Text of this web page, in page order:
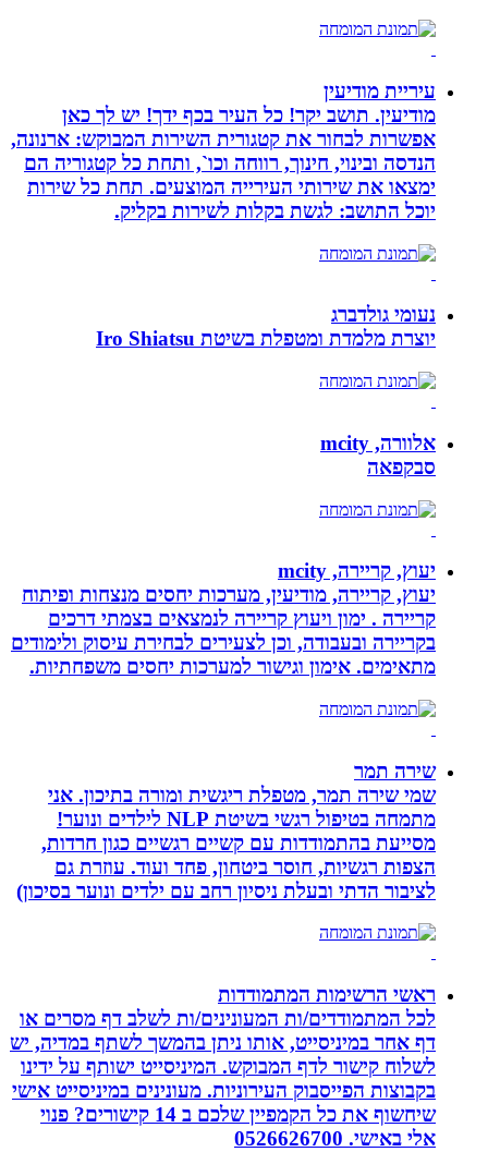
עיריית מודיעין
מודיעין. תושב יקר! כל העיר בכף ידך! יש לך כאן
אפשרות לבחור את קטגורית השירות המבוקש: ארנונה,
הנדסה ובינוי, חינוך, רווחה וכו`, ותחת כל קטגוריה הם
ימצאו את שירותי העירייה המוצעים. תחת כל שירות
יוכל התושב: לגשת בקלות לשירות בקליק.
נעומי גולדברג
יוצרת מלמדת ומטפלת בשיטת Iro Shiatsu
אלוורה, mcity
סבקפאה
יעוץ, קריירה, mcity
יעוץ, קריירה, מודיעין, מערכות יחסים מנצחות ופיתוח
קריירה . ימון ויעוץ קריירה לנמצאים בצמתי דרכים
בקריירה ובעבודה, וכן לצעירים לבחירת עיסוק ולימודים
מתאימים. אימון וגישור למערכות יחסים משפחתיות.
שירה תמר
שמי שירה תמר, מטפלת ריגשית ומורה בתיכון. אני
מתמחה בטיפול רגשי בשיטת NLP לילדים ונוער!
מסייעת בהתמודדות עם קשיים רגשיים כגון חרדות,
הצפות רגשיות, חוסר ביטחון, פחד ועוד. עוזרת גם
לציבור הדתי ובעלת ניסיון רחב עם ילדים ונוער בסיכון)
ראשי הרשימות המתמודדות
לכל המתמודדים/ות המעונינים/ות לשלב דף מסרים או
דף אחר במיניסייט, אותו ניתן בהמשך לשתף במדיה, יש
לשלוח קישור לדף המבוקש. המיניסייט ישותף על ידינו
בקבוצות הפייסבוק העירוניות. מעונינים במיניסייט אישי
שיחשוף את כל הקמפיין שלכם ב 14 קישורים? פנוי
אלי באישי. 0526626700